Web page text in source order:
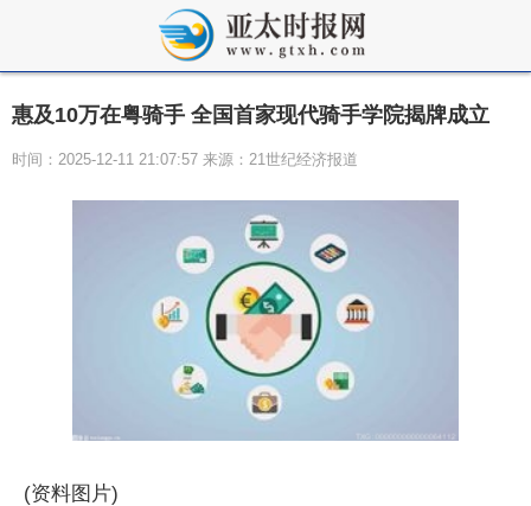
惠及10万在粤骑手 全国首家现代骑手学院揭牌成立
时间：2025-12-11 21:07:57 来源：21世纪经济报道
(资料图片)